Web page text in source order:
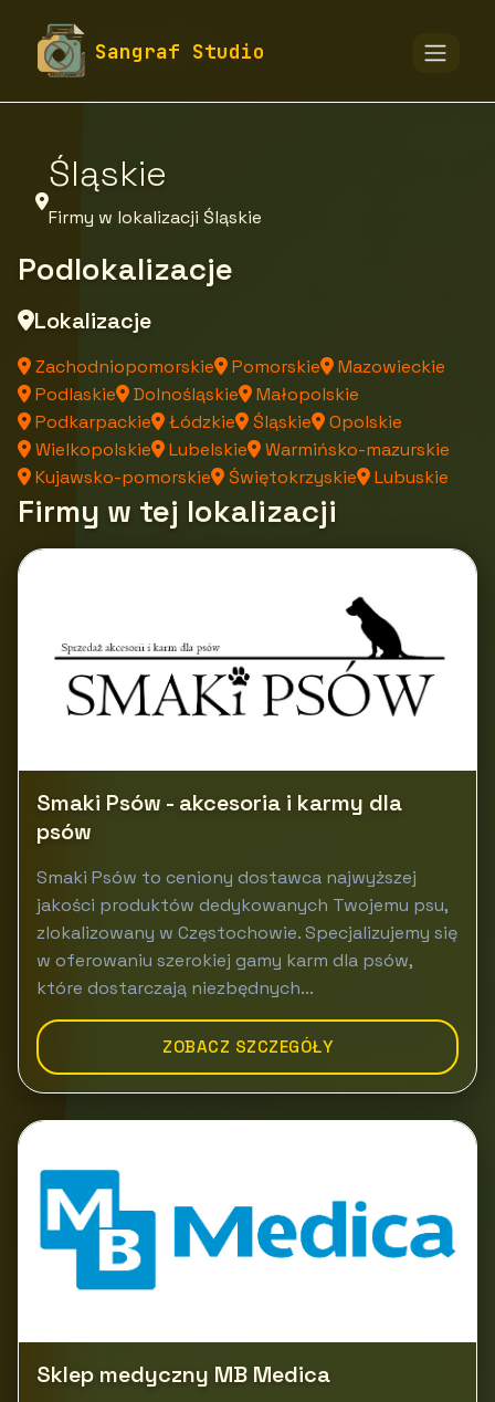
Sangraf Studio
fototapety-sangraf.pl
Firmy z województwa
Śląskie
Firmy w lokalizacji Śląskie
Podlokalizacje
Lokalizacje
Zachodniopomorskie Pomorskie
Mazowieckie
Podlaskie
Dolnośląskie
Małopolskie
Podkarpackie
Łódzkie Śląskie
Opolskie
Wielkopolskie
Lubelskie
Warmińsko-mazurskie
Kujawsko-pomorskie
Świętokrzyskie Lubuskie
Firmy w tej lokalizacji
Smaki Psów - akcesoria i karmy dla
psów
Smaki Psów to ceniony dostawca najwyższej
jakości produktów dedykowanych Twojemu psu,
zlokalizowany w Częstochowie. Specjalizujemy się
w oferowaniu szerokiej gamy karm dla psów,
które dostarczają niezbędnych...
ZOBACZ SZCZEGÓŁY
Sklep medyczny MB Medica